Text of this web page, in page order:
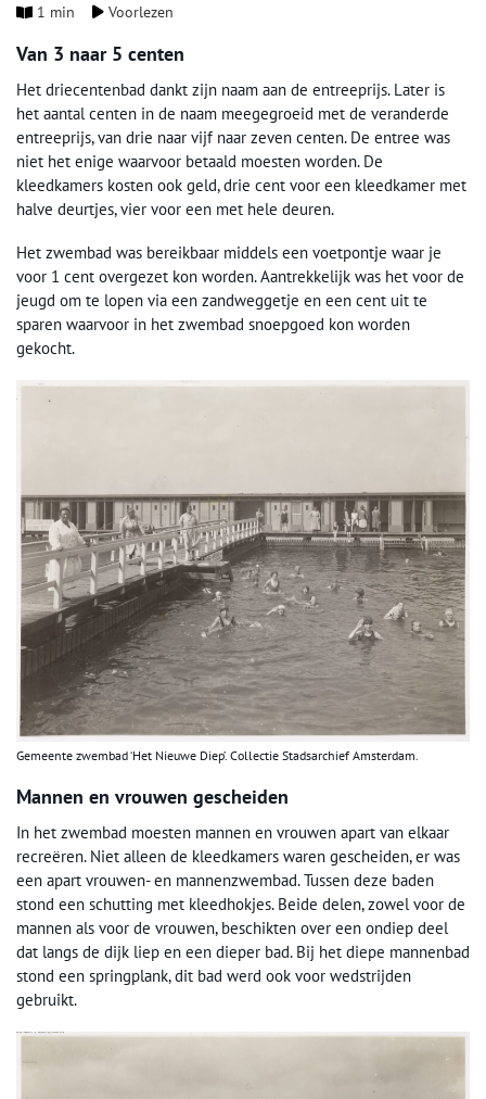
1 min Voorlezen
Van 3 naar 5 centen
Het driecentenbad dankt zijn naam aan de entreeprijs. Later is
het aantal centen in de naam meegegroeid met de veranderde
entreeprijs, van drie naar vijf naar zeven centen. De entree was
niet het enige waarvoor betaald moesten worden. De
kleedkamers kosten ook geld, drie cent voor een kleedkamer met
halve deurtjes, vier voor een met hele deuren.
Het zwembad was bereikbaar middels een voetpontje waar je
voor 1 cent overgezet kon worden. Aantrekkelijk was het voor de
jeugd om te lopen via een zandweggetje en een cent uit te
sparen waarvoor in het zwembad snoepgoed kon worden
gekocht.
Gemeente zwembad ‘Het Nieuwe Diep’. Collectie Stadsarchief Amsterdam.
Mannen en vrouwen gescheiden
In het zwembad moesten mannen en vrouwen apart van elkaar
recreëren. Niet alleen de kleedkamers waren gescheiden, er was
een apart vrouwen- en mannenzwembad. Tussen deze baden
stond een schutting met kleedhokjes. Beide delen, zowel voor de
mannen als voor de vrouwen, beschikten over een ondiep deel
dat langs de dijk liep en een dieper bad. Bij het diepe mannenbad
stond een springplank, dit bad werd ook voor wedstrijden
gebruikt.